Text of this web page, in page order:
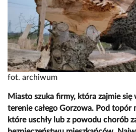
fot. archiwum
Miasto szuka firmy, która zajmie
terenie całego Gorzowa. Pod topór
które uschły lub z powodu chorób